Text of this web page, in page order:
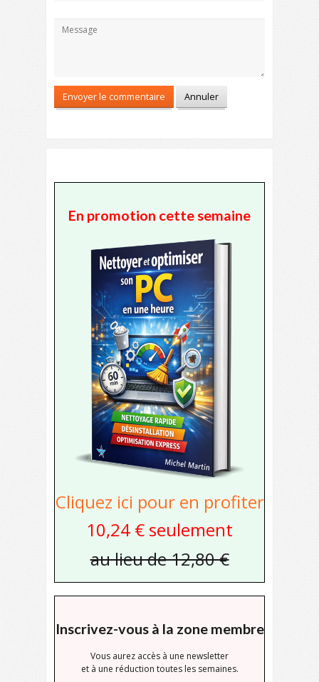
En promotion cette semaine
Cliquez ici pour en profiter
10,24 € seulement
au lieu de 12,80 €
Inscrivez-vous à la zone membre
Vous aurez accès à une newsletter
et à une réduction toutes les semaines.